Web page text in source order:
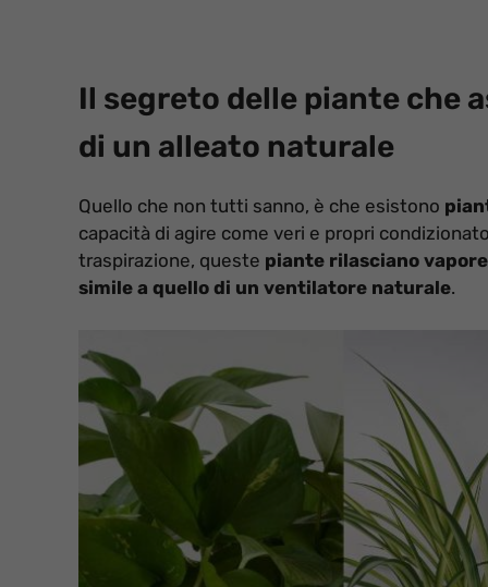
Il segreto delle piante che
di un alleato naturale
Quello che non tutti sanno, è che esistono
capacità di agire come veri e propri
traspirazione, queste piante rilasciano
simile a quello di un ventilatore naturale.